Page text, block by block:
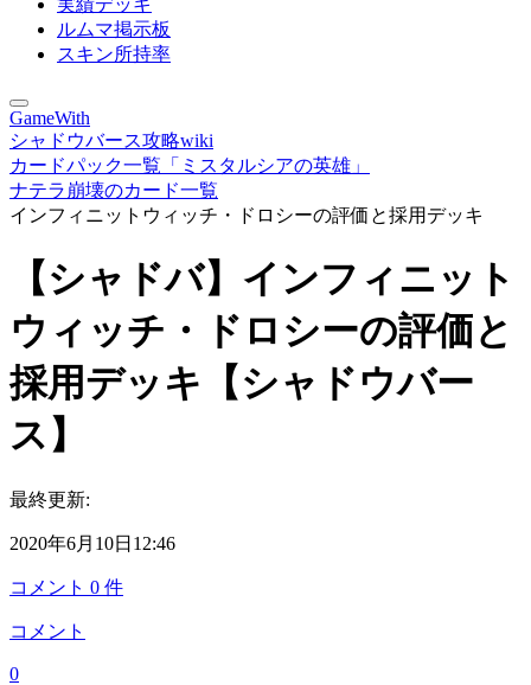
実績デッキ
ルムマ掲示板
スキン所持率
GameWith
シャドウバース攻略wiki
カードパック一覧「ミスタルシアの英雄」
ナテラ崩壊のカード一覧
インフィニットウィッチ・ドロシーの評価と採用デッキ
【シャドバ】インフィニット
ウィッチ・ドロシーの評価と
採用デッキ【シャドウバー
ス】
最終更新:
2020年6月10日12:46
コメント 0 件
コメント
0